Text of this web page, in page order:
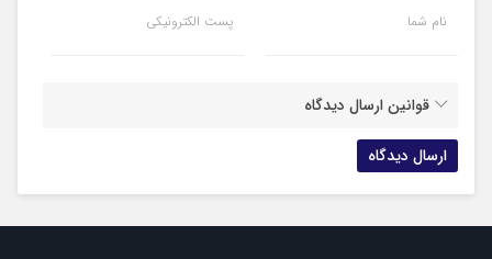
نام شما پست الکترونیکی
قوانین ارسال دیدگاه